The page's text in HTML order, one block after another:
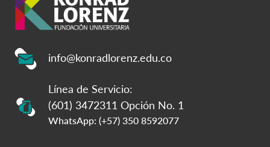
info@konradlorenz.edu.co
Línea de Servicio:
(601) 3472311 Opción No. 1
WhatsApp: (+57) 350 8592077